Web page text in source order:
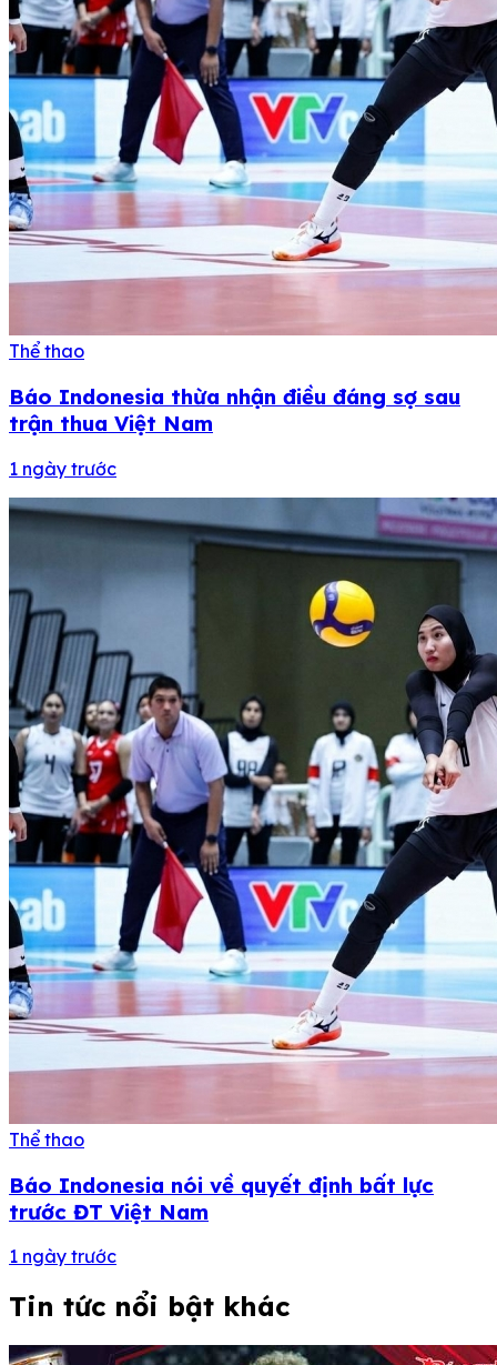
Thể thao
Báo Indonesia thừa nhận điều đáng sợ sau
trận thua Việt Nam
1 ngày trước
Thể thao
Báo Indonesia nói về quyết định bất lực
trước ĐT Việt Nam
1 ngày trước
Tin tức nổi bật khác